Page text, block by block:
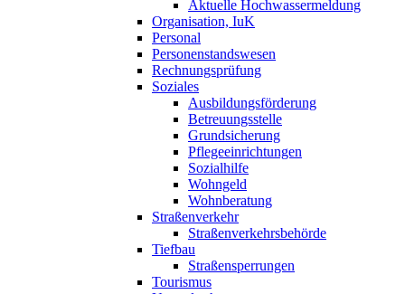
Aktuelle Hochwassermeldung
Organisation, IuK
Personal
Personenstandswesen
Rechnungsprüfung
Soziales
Ausbildungsförderung
Betreuungsstelle
Grundsicherung
Pflegeeinrichtungen
Sozialhilfe
Wohngeld
Wohnberatung
Straßenverkehr
Straßenverkehrsbehörde
Tiefbau
Straßensperrungen
Tourismus